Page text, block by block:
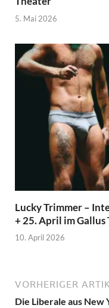
5. Mai 2026
Lucky Trimmer –
+ 25. April im Gallus
10. April 2026
VORHERIGER
Die Liberale aus New